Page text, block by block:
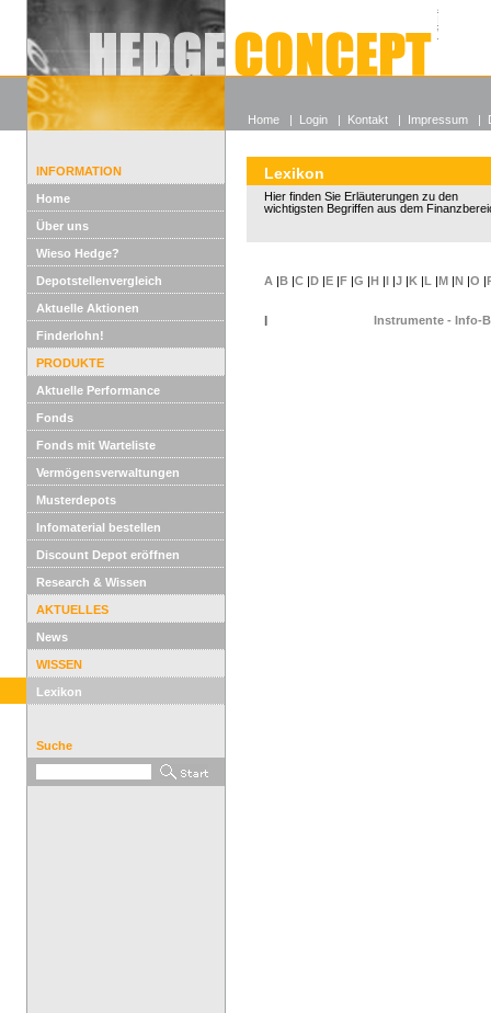
Alle
Wieso
INFORMATION
Home
Über uns
Wieso Hedge?
Depotstellenvergleich
Aktuelle Aktionen
Finderlohn!
PRODUKTE
Aktuelle Performance
Fonds
Fonds mit Warteliste
Vermögensverwaltungen
Musterdepots
Infomaterial bestellen
Discount Depot eröffnen
Research & Wissen
AKTUELLES
News
WISSEN
Lexikon
Suche
Lexikon
Hier finden Sie Erläuterungen zu den
wichtigsten Begriffen aus dem
A |B |C |D |E |F |G |H |I |J |K |L |M |N |O |
Instrumente - Info-
Home | Login | Kontakt | Impressum |